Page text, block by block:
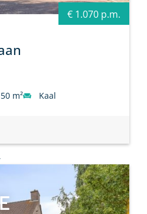
€ 1.070 p.m.
50 m² Kaal